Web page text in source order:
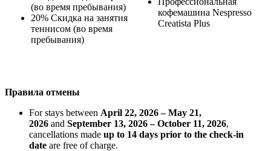
(во время пребывания)
20% Скидка на занятия
теннисом (во время
пребывания)
кофемашина Nespresso
Creatista Plus
Правила отмены
For stays between April 22, 2026 – May 21,
2026 and September 13, 2026 – October 11, 2026,
cancellations made up to 14 days prior to the check-in
date are free of charge.